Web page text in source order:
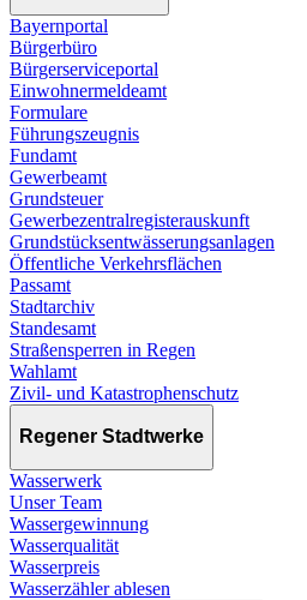
Bayernportal
Bürgerbüro
Bürgerserviceportal
Einwohnermeldeamt
Formulare
Führungszeugnis
Fundamt
Gewerbeamt
Grundsteuer
Gewerbezentralregisterauskunft
Grundstücksentwässerungsanlagen
Öffentliche Verkehrsflächen
Passamt
Stadtarchiv
Standesamt
Straßensperren in Regen
Wahlamt
Zivil- und Katastrophenschutz
Regener Stadtwerke
Wasserwerk
Unser Team
Wassergewinnung
Wasserqualität
Wasserpreis
Wasserzähler ablesen